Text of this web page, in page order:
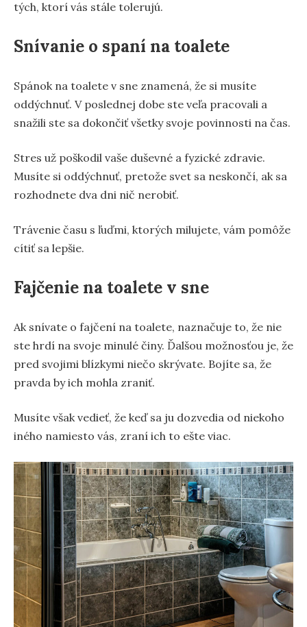
tých, ktorí vás stále tolerujú.
Snívanie o spaní na toalete
Spánok na toalete v sne znamená, že si musíte
oddýchnuť. V poslednej dobe ste veľa pracovali a
snažili ste sa dokončiť všetky svoje povinnosti na čas.
Stres už poškodil vaše duševné a fyzické zdravie.
Musíte si oddýchnuť, pretože svet sa neskončí, ak sa
rozhodnete dva dni nič nerobiť.
Trávenie času s ľuďmi, ktorých milujete, vám pomôže
cítiť sa lepšie.
Fajčenie na toalete v sne
Ak snívate o fajčení na toalete, naznačuje to, že nie
ste hrdí na svoje minulé činy. Ďalšou možnosťou je, že
pred svojimi blízkymi niečo skrývate. Bojíte sa, že
pravda by ich mohla zraniť.
Musíte však vedieť, že keď sa ju dozvedia od niekoho
iného namiesto vás, zraní ich to ešte viac.